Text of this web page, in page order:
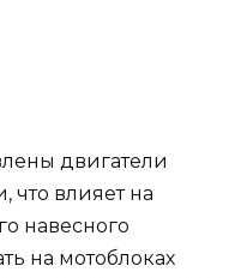
двигатели
что влияет на
навесного
на мотоблоках